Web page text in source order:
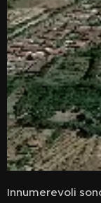
Innumerevoli